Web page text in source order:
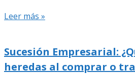
Leer más »
Sucesión Empresarial:
heredas al comprar o